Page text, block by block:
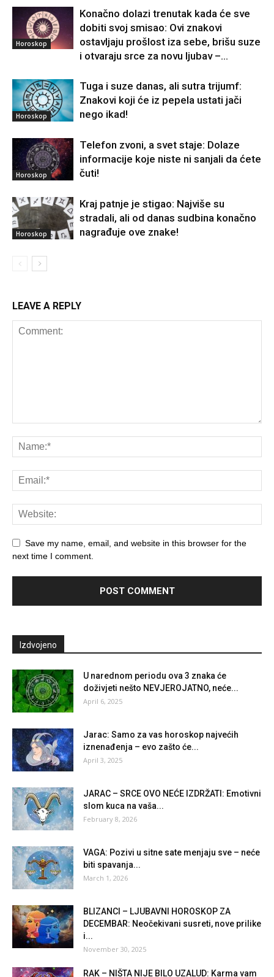
Horoskop
Konačno dolazi trenutak kada će sve
dobiti svoj smisao: Ovi znakovi
ostavljaju prošlost iza sebe, brišu suze
i otvaraju srce za novu ljubav –...
Horoskop
Tuga i suze danas, ali sutra trijumf:
Znakovi koji će iz pepela ustati jači
nego ikad!
Horoskop
Telefon zvoni, a svet staje: Dolaze
informacije koje niste ni sanjali da ćete
čuti!
Horoskop
Kraj patnje je stigao: Najviše su
stradali, ali od danas sudbina konačno
nagrađuje ove znake!
LEAVE A REPLY
Save my name, email, and website in this browser for the
next time I comment.
Izdvojeno
U narednom periodu ova 3 znaka će
doživjeti nešto NEVJEROJATNO, neće...
April 6, 2025
Jarac: Samo za vas horoskop najvećih
iznenađenja – evo zašto će...
April 3, 2025
JARAC – SRCE OVO NEĆE IZDRŽATI: Emotivni
slom kuca na vaša...
February 8, 2026
VAGA: Pozivi u sitne sate menjaju sve – neće
biti spavanja...
March 1, 2026
BLIZANCI – LJUBAVNI HOROSKOP ZA
DECEMBAR: Neočekivani susreti, nove prilike
i...
November 30, 2025
RAK – NIŠTA NIJE BILO UZALUD: Karma vam